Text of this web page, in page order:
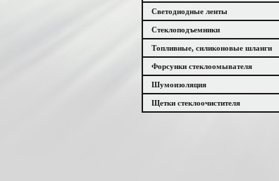
Светодиодные ленты
Стеклоподъемники
Топливные, силиконовые шланги
Форсунки стеклоомывателя
Шумоизоляция
Щетки стеклоочистителя